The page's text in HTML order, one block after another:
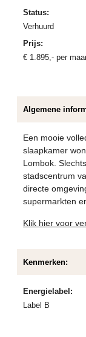
Status:
verhuurd
Prijs:
€ 1.895 ,- per
Algemene
Een mooie
slaapkamer
Lombok.
stadscentrum
directe
supermarkten
Klik hier voor
Kenmerken:
Energielabel:
Label B